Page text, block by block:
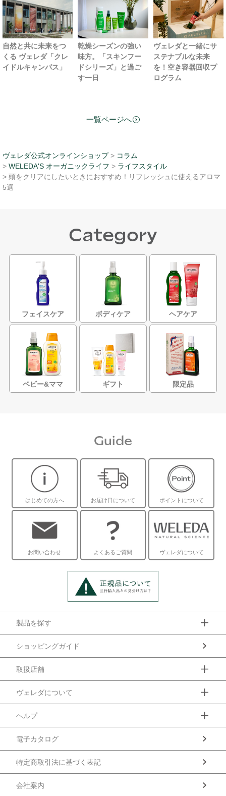
自然と共に未来をつ
くる ヴェレダ「クレ
イドルキャンパス」
乾燥シーズンの強い
味方。「スキンフー
ドシリーズ」と過ご
す一日
ヴェレダと一緒にサ
ステナブルな未来
を！空き容器回収プ
ログラム
一覧ページへ
ヴェレダ公式オンラインショップ > コラム
> WELEDA'S オーガニックライフ > ライフスタイル
> 頭をクリアにしたいときにおすすめ！リフレッシュに使えるアロマ
5選
Category
フェイスケア ボディケア ヘアケア
ベビー&ママ ギフト 限定品
Guide
はじめての方へ お届け日について ポイントについて
お問い合わせ よくあるご質問 ヴェレダについて
製品を探す
ショッピングガイド
取扱店舗
ヴェレダについて
ヘルプ
電子カタログ
特定商取引法に基づく表記
会社案内